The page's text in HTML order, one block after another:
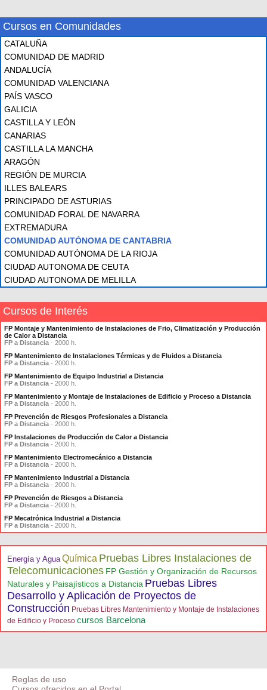
Cursos en Comunidades
CATALUÑA
COMUNIDAD DE MADRID
ANDALUCÍA
COMUNIDAD VALENCIANA
PAÍS VASCO
GALICIA
CASTILLA Y LEÓN
CANARIAS
CASTILLA LA MANCHA
ARAGÓN
REGIÓN DE MURCIA
ILLES BALEARS
PRINCIPADO DE ASTURIAS
COMUNIDAD FORAL DE NAVARRA
EXTREMADURA
COMUNIDAD AUTÓNOMA DE CANTABRIA
COMUNIDAD AUTÓNOMA DE LA RIOJA
CIUDAD AUTONOMA DE CEUTA
CIUDAD AUTONOMA DE MELILLA
Cursos de Interés
FP Montaje y Mantenimiento de Instalaciones de Frio, Climatización y Producción
de Calor a Distancia
FP a Distancia - 2000 h.
FP Mantenimiento de Instalaciones Térmicas y de Fluidos a Distancia
FP a Distancia - 2000 h.
FP Mantenimiento de Equipo Industrial a Distancia
FP a Distancia - 2000 h.
FP Mantenimiento y Montaje de Instalaciones de Edificio y Proceso a Distancia
FP a Distancia - 2000 h.
FP Prevención de Riesgos Profesionales a Distancia
FP a Distancia - 2000 h.
FP Instalaciones de Producción de Calor a Distancia
FP a Distancia - 2000 h.
FP Mantenimiento Electromecánico a Distancia
FP a Distancia - 2000 h.
FP Mantenimiento Industrial a Distancia
FP a Distancia - 2000 h.
FP Prevención de Riesgos a Distancia
FP a Distancia - 2000 h.
FP Mecatrónica Industrial a Distancia
FP a Distancia - 2000 h.
Energía y Agua Química Pruebas Libres Instalaciones de
Telecomunicaciones FP Gestión y Organización de Recursos
Naturales y Paisajísticos a Distancia Pruebas Libres
Desarrollo y Aplicación de Proyectos de
Construcción Pruebas Libres Mantenimiento y Montaje de Instalaciones
de Edificio y Proceso cursos Barcelona
Reglas de uso